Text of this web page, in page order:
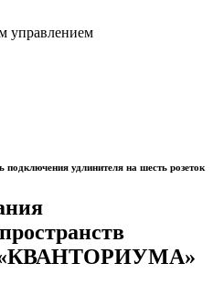
управлением
подключения удлинителя на шесть розеток
«КВАНТОРИУМА»